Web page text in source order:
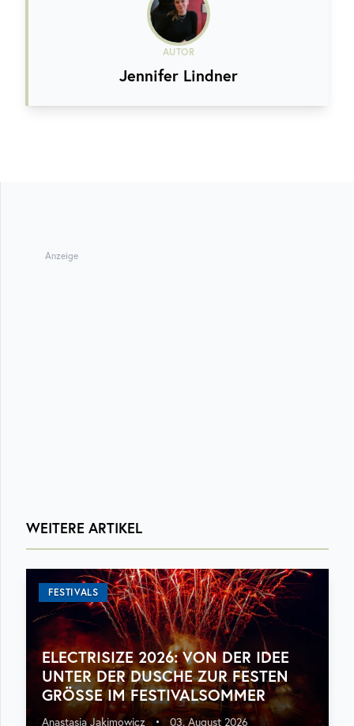
AUTOR
Jennifer Lindner
Anzeige
WEITERE ARTIKEL
FESTIVALS
ELECTRISIZE 2026: VON DER IDEE
UNTER DER DUSCHE ZUR FESTEN
GRÖSSE IM FESTIVALSOMMER
Anastasia Jakimowicz • 03. August 2026